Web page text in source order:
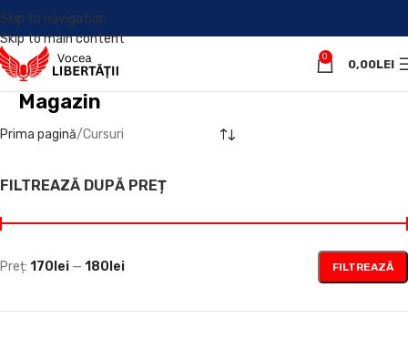
Skip to navigation
Skip to main content
0
0,00LEI
Magazin
Prima pagină Cursuri
FILTREAZĂ DUPĂ PREȚ
FILTREAZĂ
Preț: 170lei — 180lei